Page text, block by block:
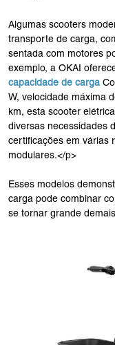
Algumas scooters
transporte de carga,
sentada com motores
exemplo, a OKAI
capacidade de carga
W, velocidade máxima
km, esta scooter
diversas necessidades
certificações em várias
modulares.</p>
Esses modelos
carga pode combinar
se tornar grande